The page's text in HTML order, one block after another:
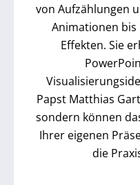
von Aufzählungen
Animationen
Effekten. Sie
Papst Matthias
sondern können
Ihrer eigenen
die